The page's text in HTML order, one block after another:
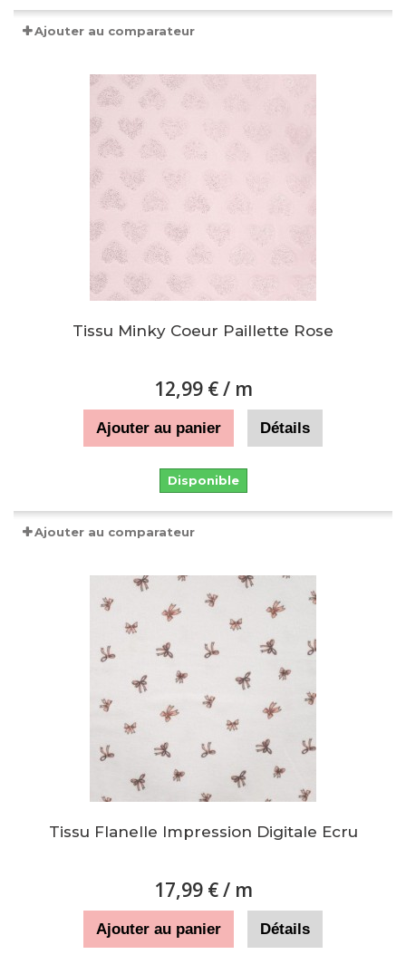
Ajouter au comparateur
Tissu Minky Coeur Paillette Rose
12,99 €/ m
Ajouter au panier Détails
Disponible
Ajouter au comparateur
Tissu Flanelle Impression Digitale Ecru
17,99 €/ m
Ajouter au panier Détails